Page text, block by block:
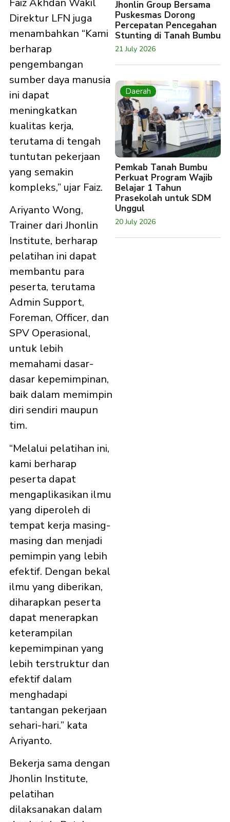
Faiz Akhdan Wakil
Direktur LFN juga
menambahkan “Kami
berharap
pengembangan
sumber daya manusia
ini dapat
meningkatkan
kualitas kerja,
terutama di tengah
tuntutan pekerjaan
yang semakin
kompleks,” ujar Faiz.
Ariyanto Wong,
Trainer dari Jhonlin
Institute, berharap
pelatihan ini dapat
membantu para
peserta, terutama
Admin Support,
Foreman, Officer, dan
SPV Operasional,
untuk lebih
memahami dasar-
dasar kepemimpinan,
baik dalam memimpin
diri sendiri maupun
tim.
“Melalui pelatihan ini,
kami berharap
peserta dapat
mengaplikasikan ilmu
yang diperoleh di
tempat kerja masing-
masing dan menjadi
pemimpin yang lebih
efektif. Dengan bekal
ilmu yang diberikan,
diharapkan peserta
dapat menerapkan
keterampilan
kepemimpinan yang
lebih terstruktur dan
efektif dalam
menghadapi
tantangan pekerjaan
sehari-hari.” kata
Ariyanto.
Bekerja sama dengan
Jhonlin Institute,
pelatihan
dilaksanakan dalam
Jhonlin Group Bersama
Puskesmas Dorong
Percepatan Pencegahan
Stunting di Tanah Bumbu
21 July 2026
Daerah
Pemkab Tanah Bumbu
Perkuat Program Wajib
Belajar 1 Tahun
Prasekolah untuk SDM
Unggul
20 July 2026